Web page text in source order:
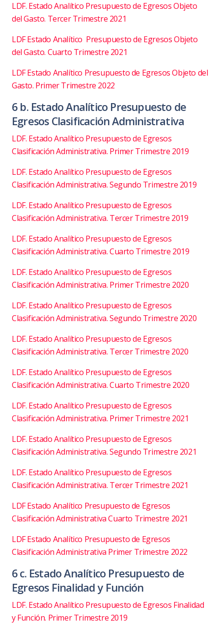
LDF. Estado Analítico Presupuesto de Egresos Objeto
del Gasto. Tercer Trimestre 2021
LDF Estado Analítico Presupuesto de Egresos Objeto
del Gasto. Cuarto Trimestre 2021
LDF Estado Analítico Presupuesto de Egresos Objeto del
Gasto. Primer Trimestre 2022
6 b. Estado Analítico Presupuesto de
Egresos Clasificación Administrativa
LDF. Estado Analítico Presupuesto de Egresos
Clasificación Administrativa. Primer Trimestre 2019
LDF. Estado Analítico Presupuesto de Egresos
Clasificación Administrativa. Segundo Trimestre 2019
LDF. Estado Analítico Presupuesto de Egresos
Clasificación Administrativa. Tercer Trimestre 2019
LDF. Estado Analítico Presupuesto de Egresos
Clasificación Administrativa. Cuarto Trimestre 2019
LDF. Estado Analítico Presupuesto de Egresos
Clasificación Administrativa. Primer Trimestre 2020
LDF. Estado Analítico Presupuesto de Egresos
Clasificación Administrativa. Segundo Trimestre 2020
LDF. Estado Analítico Presupuesto de Egresos
Clasificación Administrativa. Tercer Trimestre 2020
LDF. Estado Analítico Presupuesto de Egresos
Clasificación Administrativa. Cuarto Trimestre 2020
LDF. Estado Analítico Presupuesto de Egresos
Clasificación Administrativa. Primer Trimestre 2021
LDF. Estado Analítico Presupuesto de Egresos
Clasificación Administrativa. Segundo Trimestre 2021
LDF. Estado Analítico Presupuesto de Egresos
Clasificación Administrativa. Tercer Trimestre 2021
LDF Estado Analítico Presupuesto de Egresos
Clasificación Administrativa Cuarto Trimestre 2021
LDF Estado Analítico Presupuesto de Egresos
Clasificación Administrativa Primer Trimestre 2022
6 c. Estado Analítico Presupuesto de
Egresos Finalidad y Función
LDF. Estado Analítico Presupuesto de Egresos Finalidad
y Función. Primer Trimestre 2019